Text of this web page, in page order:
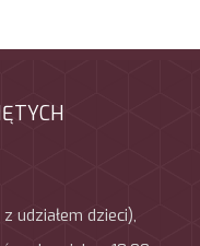
udziałem dzieci),